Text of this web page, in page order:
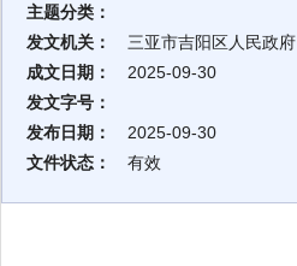
主题分类：
发文机关：
三亚市吉阳区人民政府
成文日期：
2025-09-30
发文字号：
发布日期：
2025-09-30
文件状态：
有效